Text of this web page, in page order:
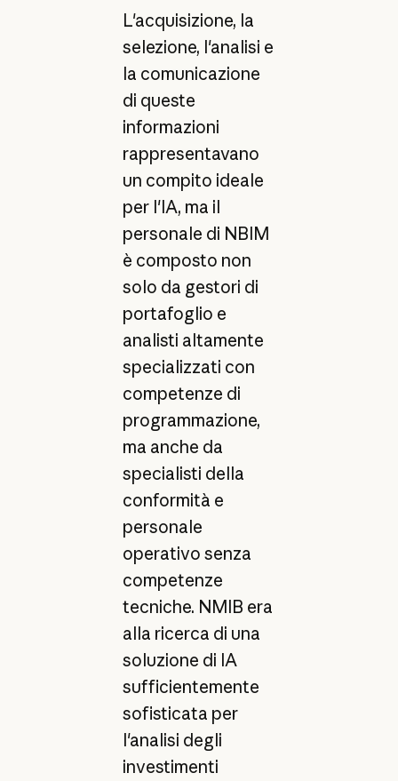
L'acquisizione, la
selezione, l'analisi e
la comunicazione
di queste
informazioni
rappresentavano
un compito ideale
per l'IA, ma il
personale di NBIM
è composto non
solo da gestori di
portafoglio e
analisti altamente
specializzati con
competenze di
programmazione,
ma anche da
specialisti della
conformità e
personale
operativo senza
competenze
tecniche. NMIB era
alla ricerca di una
soluzione di IA
sufficientemente
sofisticata per
l'analisi degli
investimenti